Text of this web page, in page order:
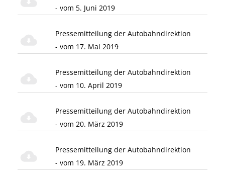
- vom 5. Juni 2019
Pressemitteilung der Autobahndirektion
- vom 17. Mai 2019
Pressemitteilung der Autobahndirektion
- vom 10. April 2019
Pressemitteilung der Autobahndirektion
- vom 20. März 2019
Pressemitteilung der Autobahndirektion
- vom 19. März 2019